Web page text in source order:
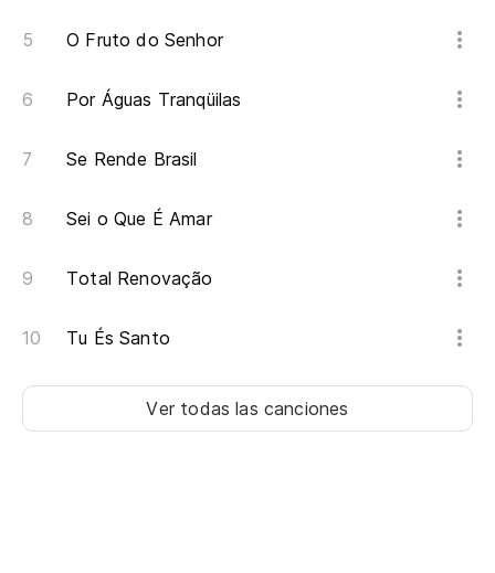
O Fruto do Senhor
Por Águas Tranqüilas
Se Rende Brasil
Sei o Que É Amar
Total Renovação
Tu És Santo
Ver todas las canciones